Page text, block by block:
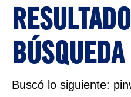
BÚSQUEDA
Buscó lo siguiente: